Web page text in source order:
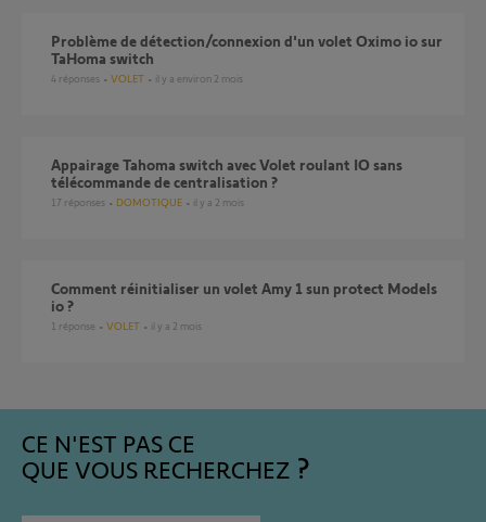
Problème de détection/connexion d'un volet Oximo io sur
TaHoma switch
4 réponses VOLET il y a environ 2 mois
Appairage Tahoma switch avec Volet roulant IO sans
télécommande de centralisation ?
17 réponses DOMOTIQUE il y a 2 mois
Comment réinitialiser un volet Amy 1 sun protect Models
io ?
1 réponse VOLET il y a 2 mois
CE N'EST PAS CE
QUE VOUS RECHERCHEZ